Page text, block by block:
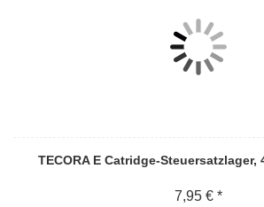
TECORA E Catridge-Steuersatzlager,
7,95 € *